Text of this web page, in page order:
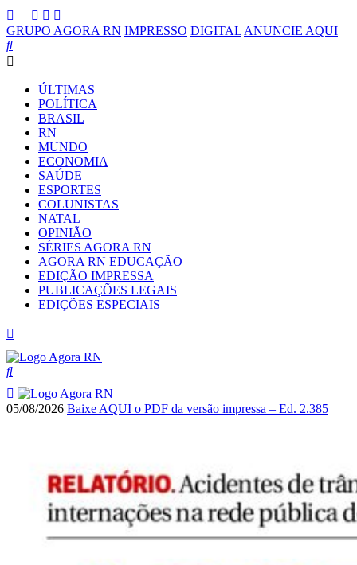
GRUPO AGORA RN IMPRESSO DIGITAL ANUNCIE AQUI
ÚLTIMAS
POLÍTICA
BRASIL
RN
MUNDO
ECONOMIA
SAÚDE
ESPORTES
COLUNISTAS
NATAL
OPINIÃO
SÉRIES AGORA RN
AGORA RN EDUCAÇÃO
EDIÇÃO IMPRESSA
PUBLICAÇÕES LEGAIS
EDIÇÕES ESPECIAIS
05/08/2026 Baixe AQUI o PDF da versão impressa – Ed. 2.385